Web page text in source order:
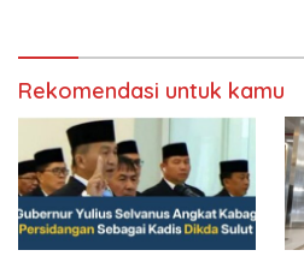
Rekomendasi untuk kamu